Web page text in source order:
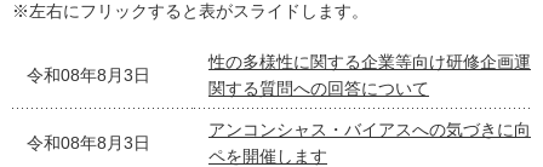
※左右にフリックすると表がスライドします。
令和08年8月3日
性の多様性に関する企業等向け研修企画運
関する質問への回答について
令和08年8月3日
アンコンシャス・バイアスへの気づきに
ペを開催します